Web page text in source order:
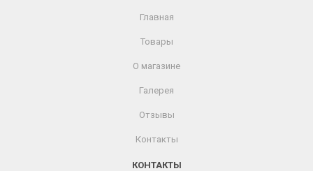
Главная
Товары
О магазине
Галерея
Отзывы
Контакты
КОНТАКТЫ